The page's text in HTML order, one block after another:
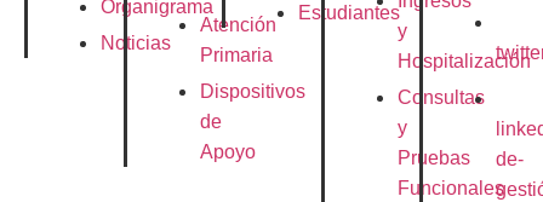
Organigrama
Noticias
Atención
Primaria
Dispositivos
de
Apoyo
Estudiantes
y
Hospitalización
Consultas
y
Pruebas
Funcionales
de-